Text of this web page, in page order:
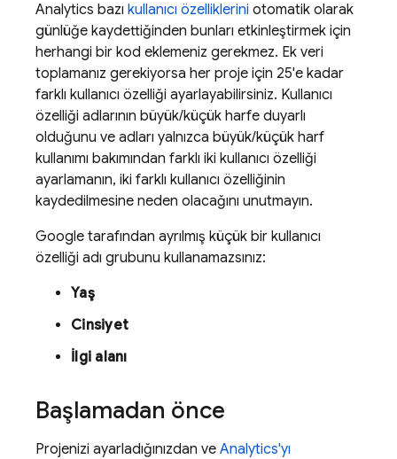
Analytics bazı kullanıcı özelliklerini otomatik olarak
günlüğe kaydettiğinden bunları etkinleştirmek için
herhangi bir kod eklemeniz gerekmez. Ek veri
toplamanız gerekiyorsa her proje için 25'e kadar
farklı kullanıcı özelliği ayarlayabilirsiniz. Kullanıcı
özelliği adlarının büyük/küçük harfe duyarlı
olduğunu ve adları yalnızca büyük/küçük harf
kullanımı bakımından farklı iki kullanıcı özelliği
ayarlamanın, iki farklı kullanıcı özelliğinin
kaydedilmesine neden olacağını unutmayın.
Google tarafından ayrılmış küçük bir kullanıcı
özelliği adı grubunu kullanamazsınız:
Yaş
Cinsiyet
İlgi alanı
Başlamadan önce
Projenizi ayarladığınızdan ve Analytics'yı